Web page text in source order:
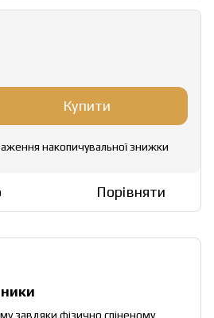
Купити
накопичувальної знижки
Порівняти
завдяки фізично спіненому